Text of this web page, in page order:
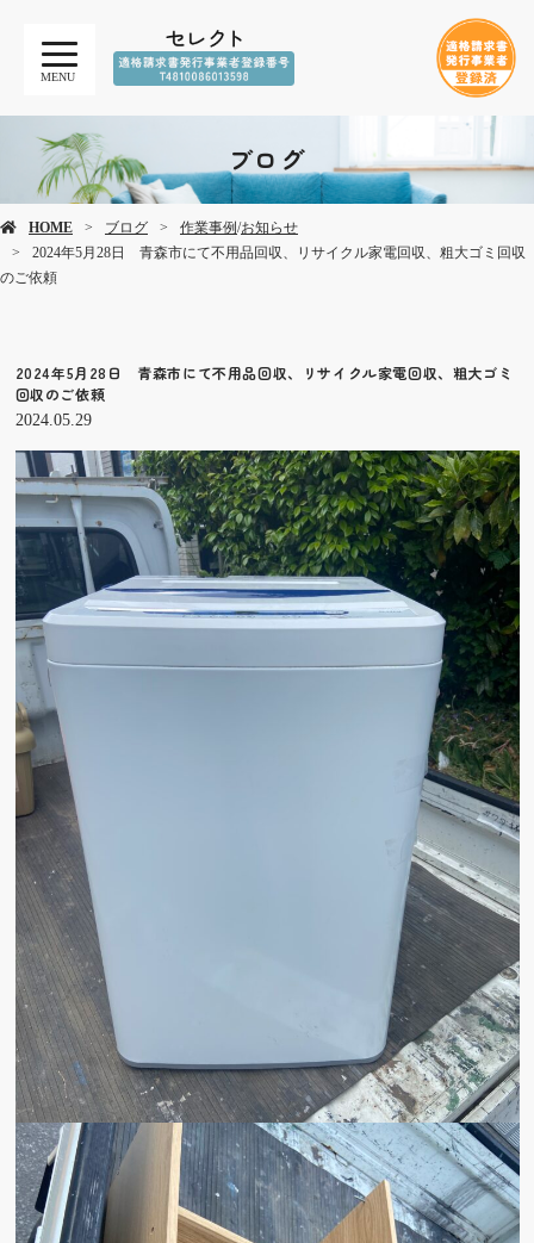
MENU
ブログ
HOME ブログ 作業事例/お知らせ
2024年5月28日 青森市にて不用品回収、リサイクル家電回収、粗大ゴミ回収
のご依頼
2024年5月28日 青森市にて不用品回収、リサイクル家電回収、粗大ゴミ
回収のご依頼
2024.05.29